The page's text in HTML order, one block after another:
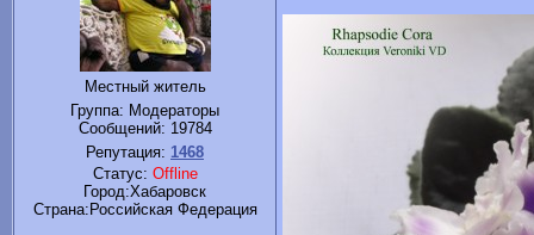
Местный житель
Группа: Модераторы
Сообщений: 19784
Репутация: 1468
Статус: Offline
Город:Хабаровск
Cтрана:Российская Федерация